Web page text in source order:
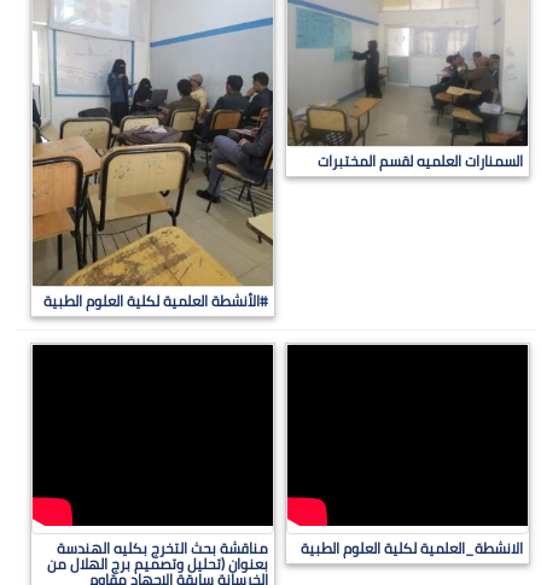
السمنارات العلميه لقسم المختبرات
#الأنشطة العلمية لكلية العلوم الطبية
الانشطة_العلمية لكلية العلوم الطبية مناقشة بحث التخرج بكليه الهندسة
بعنوان (تحليل وتصميم برج الهلال من